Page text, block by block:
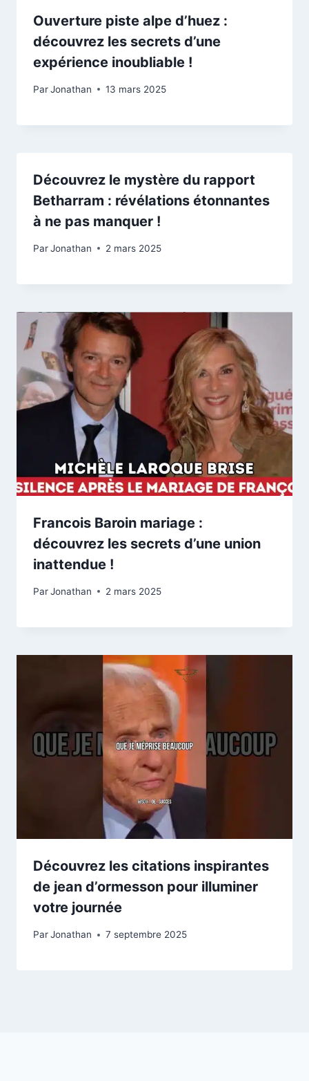
Ouverture piste alpe d’huez :
découvrez les secrets d’une
expérience inoubliable !
ParJonathan 13 mars 2025
Découvrez le mystère du rapport
Betharram : révélations étonnantes
à ne pas manquer !
ParJonathan 2 mars 2025
Francois Baroin mariage :
découvrez les secrets d’une union
inattendue !
ParJonathan 2 mars 2025
Découvrez les citations inspirantes
de jean d’ormesson pour illuminer
votre journée
ParJonathan 7 septembre 2025